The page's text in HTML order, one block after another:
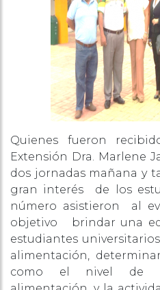
Quienes fueron
Extensión Dra. Marlene
dos jornadas mañana y
gran interés de los
número asistieron al
objetivo brindar una
estudiantes
alimentación,
como el nivel de